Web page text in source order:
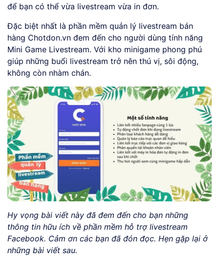
để bạn có thể vừa livestream vừa in đơn.
Đặc biệt nhất là phần mềm quản lý livestream bán
hàng Chotdon.vn đem đến cho người dùng tính năng
Mini Game Livestream. Với kho minigame phong phú
giúp những buổi livestream trở nên thú vị, sôi động,
không còn nhàm chán.
Hy vọng bài viết này đã đem đến cho bạn những
thông tin hữu ích về phần mềm hỗ trợ livestream
Facebook. Cảm ơn các bạn đã đón đọc. Hẹn gặp lại ở
những bài viết sau.